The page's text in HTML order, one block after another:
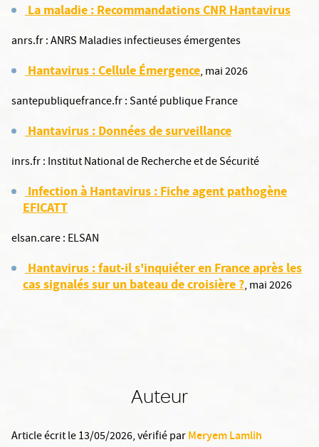
La maladie : Recommandations CNR Hantavirus
anrs.fr : ANRS Maladies infectieuses émergentes
Hantavirus : Cellule Émergence, mai 2026
santepubliquefrance.fr : Santé publique France
Hantavirus : Données de surveillance
inrs.fr : Institut National de Recherche et de Sécurité
Infection à Hantavirus : Fiche agent pathogène
EFICATT
elsan.care : ELSAN
Hantavirus : faut-il s'inquiéter en France après les
cas signalés sur un bateau de croisière ?, mai 2026
Auteur
Article écrit le 13/05/2026, vérifié parMeryem Lamlih